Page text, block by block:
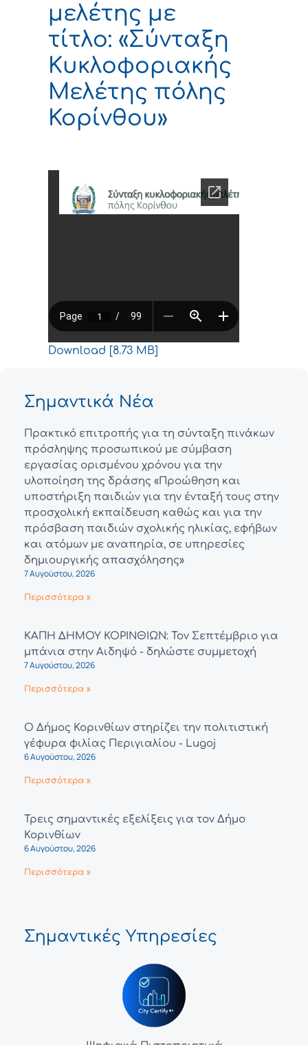
μελέτης με
τίτλο: «Σύνταξη
Κυκλοφοριακής
Μελέτης πόλης
Κορίνθου»
Download [8.73 MB]
Σημαντικά Νέα
Πρακτικό επιτροπής για τη σύνταξη πινάκων
πρόσληψης προσωπικού με σύμβαση
εργασίας ορισμένου χρόνου για την
υλοποίηση της δράσης «Προώθηση και
υποστήριξη παιδιών για την ένταξή τους στην
προσχολική εκπαίδευση καθώς και για την
πρόσβαση παιδιών σχολικής ηλικίας, εφήβων
και ατόμων με αναπηρία, σε υπηρεσίες
δημιουργικής απασχόλησης»
7 Αυγούστου, 2026
Περισσότερα »
ΚΑΠΗ ΔΗΜΟΥ ΚΟΡΙΝΘΙΩΝ: Τον Σεπτέμβριο για
μπάνια στην Αιδηψό - δηλώστε συμμετοχή
7 Αυγούστου, 2026
Περισσότερα »
Ο Δήμος Κορινθίων στηρίζει την πολιτιστική
γέφυρα φιλίας Περιγιαλίου - Lugoj
6 Αυγούστου, 2026
Περισσότερα »
Τρεις σημαντικές εξελίξεις για τον Δήμο
Κορινθίων
6 Αυγούστου, 2026
Περισσότερα »
Σημαντικές Υπηρεσίες